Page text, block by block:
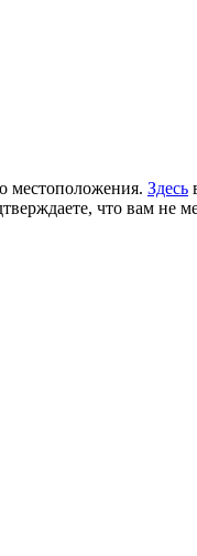
местоположения. Здесь
что вам не